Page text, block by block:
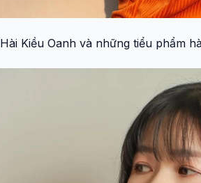
Hài Kiều Oanh và những tiểu phẩm